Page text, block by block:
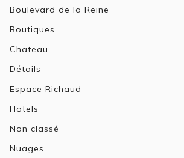
Boulevard de la Reine
Boutiques
Chateau
Détails
Espace Richaud
Hotels
Non classé
Nuages